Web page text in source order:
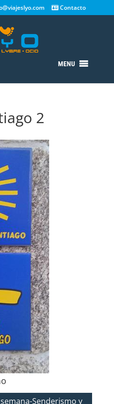
Contacto
MENU
2
Senderismo y